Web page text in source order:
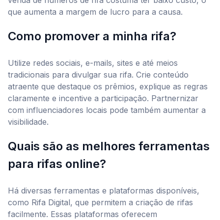
que aumenta a margem de lucro para a causa.
Como promover a minha rifa?
Utilize redes sociais, e-mails, sites e até meios
tradicionais para divulgar sua rifa. Crie conteúdo
atraente que destaque os prêmios, explique as regras
claramente e incentive a participação. Partnernizar
com influenciadores locais pode também aumentar a
visibilidade.
Quais são as melhores ferramentas
para rifas online?
Há diversas ferramentas e plataformas disponíveis,
como Rifa Digital, que permitem a criação de rifas
facilmente. Essas plataformas oferecem